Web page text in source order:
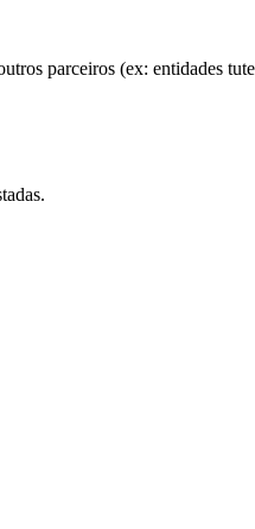
parceiros (ex: entidades